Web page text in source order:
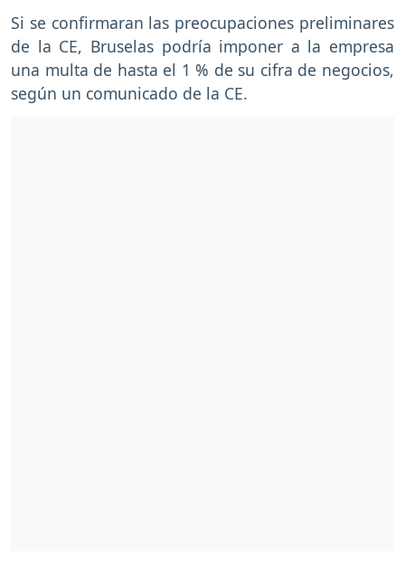
Si se confirmaran las preocupaciones preliminares
de la CE, Bruselas podría imponer a la empresa
una multa de hasta el 1 % de su cifra de negocios,
según un comunicado de la CE.